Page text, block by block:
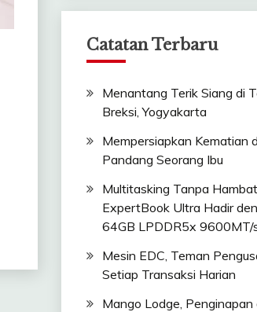
Catatan Terbaru
Menantang Terik Siang di
Breksi, Yogyakarta
Mempersiapkan Kematian
Pandang Seorang Ibu
Multitasking Tanpa
ExpertBook Ultra Hadir
64GB LPDDR5x 9600MT/
Mesin EDC, Teman
Setiap Transaksi Harian
Mango Lodge, Penginapan